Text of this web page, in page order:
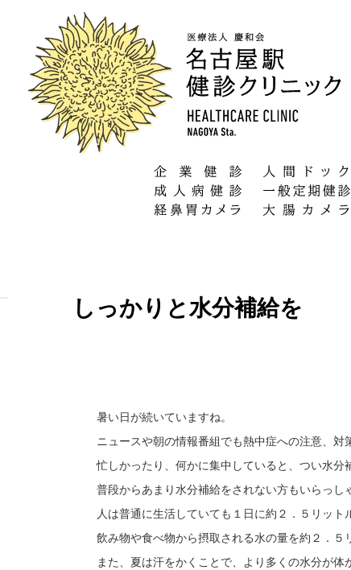
しっかりと水分補給を
暑い日が続いていますね。
ニュースや朝の情報番組でも熱中症への注意、対
忙しかったり、何かに集中していると、つい水分
普段からあまり水分補給をされない方もいらっし
人は普通に生活していても１日に約２．５リット
飲み物や食べ物から摂取される水の量を約２．５
また、夏は汗をかくことで、より多くの水分が体